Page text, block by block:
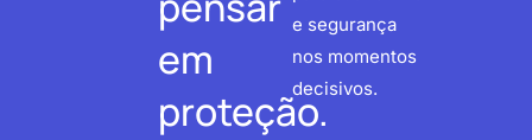
em
proteção.
e segurança
nos momentos
decisivos.